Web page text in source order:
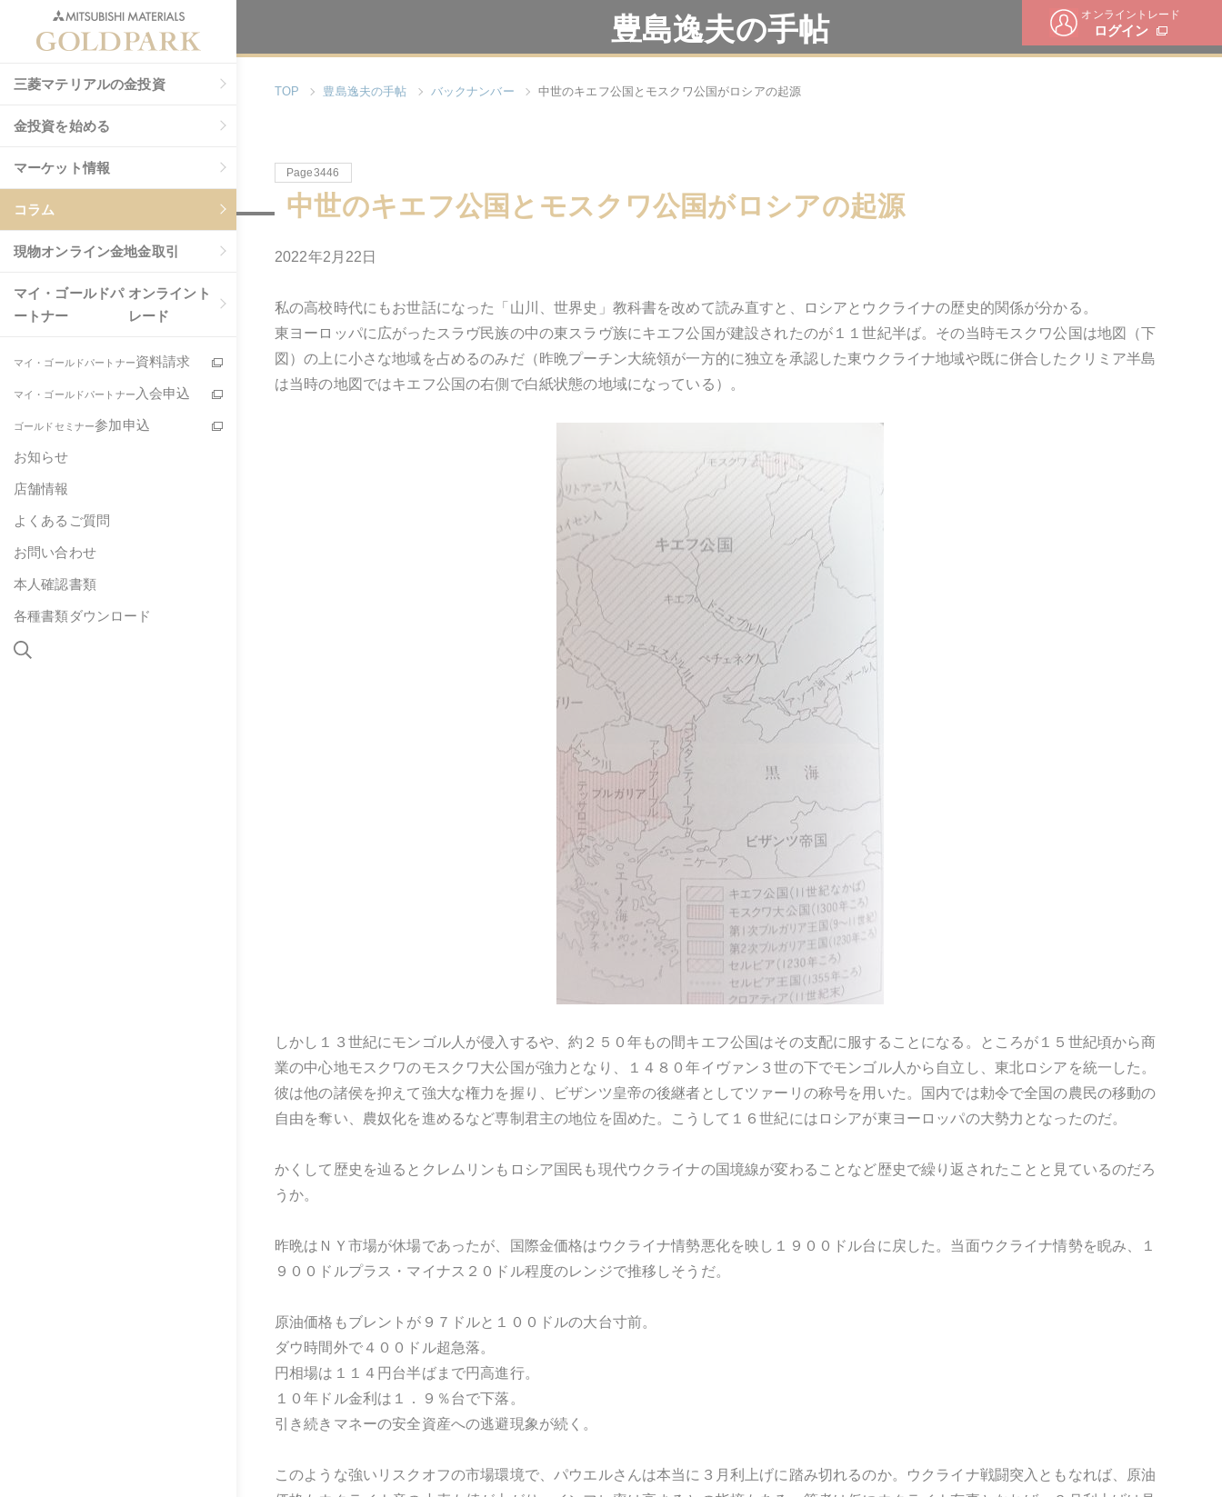
オンライントレード
ログイン
三菱マテリアルの金投資
金投資を始める
マーケット情報
コラム
現物オンライン金地金取引
マイ・ゴールドパ
ートナー
オンライント
レード
マイ・ゴールドパートナー資料請求
マイ・ゴールドパートナー 入会申込
ゴールドセミナー参加申込
お知らせ
店舗情報
よくあるご質問
お問い合わせ
本人確認書類
各種書類ダウンロード
豊島逸夫の手帖
TOP 豊島逸夫の手帖 バックナンバー 中世のキエフ公国とモスクワ公国がロシアの起源
Page3446
中世のキエフ公国とモスクワ公国がロシアの起源
2022年2月22日
私の高校時代にもお世話になった「山川、世界史」教科書を改めて読み直すと、ロシアとウクライナの歴史的関係が分かる。
東ヨーロッパに広がったスラヴ民族の中の東スラヴ族にキエフ公国が建設されたのが１１世紀半ば。その当時モスクワ公国は地図（下
図）の上に小さな地域を占めるのみだ（昨晩プーチン大統領が一方的に独立を承認した東ウクライナ地域や既に併合したクリミア半島
は当時の地図ではキエフ公国の右側で白紙状態の地域になっている）。
しかし１３世紀にモンゴル人が侵入するや、約２５０年もの間キエフ公国はその支配に服することになる。ところが１５世紀頃から商
業の中心地モスクワのモスクワ大公国が強力となり、１４８０年イヴァン３世の下でモンゴル人から自立し、東北ロシアを統一した。
彼は他の諸侯を抑えて強大な権力を握り、ビザンツ皇帝の後継者としてツァーリの称号を用いた。国内では勅令で全国の農民の移動の
自由を奪い、農奴化を進めるなど専制君主の地位を固めた。こうして１６世紀にはロシアが東ヨーロッパの大勢力となったのだ。
かくして歴史を辿るとクレムリンもロシア国民も現代ウクライナの国境線が変わることなど歴史で繰り返されたことと見ているのだろ
うか。
昨晩はＮＹ市場が休場であったが、国際金価格はウクライナ情勢悪化を映し１９００ドル台に戻した。当面ウクライナ情勢を睨み、１
９００ドルプラス・マイナス２０ドル程度のレンジで推移しそうだ。
原油価格もブレントが９７ドルと１００ドルの大台寸前。
ダウ時間外で４００ドル超急落。
円相場は１１４円台半ばまで円高進行。
１０年ドル金利は１．９％台で下落。
引き続きマネーの安全資産への逃避現象が続く。
このような強いリスクオフの市場環境で、パウエルさんは本当に３月利上げに踏み切れるのか。ウクライナ戦闘突入ともなれば、原油